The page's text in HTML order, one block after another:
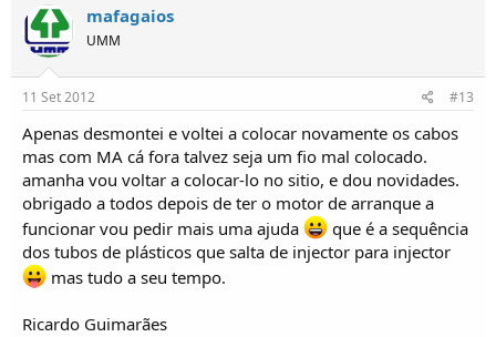
mafagaios
UMM
11 Set 2012 #13
Apenas desmontei e voltei a colocar novamente os cabos
mas com MA cá fora talvez seja um fio mal colocado.
amanha vou voltar a colocar-lo no sitio, e dou novidades.
obrigado a todos depois de ter o motor de arranque a
funcionar vou pedir mais uma ajuda
que é a sequência
dos tubos de plásticos que salta de injector para injector
mas tudo a seu tempo.
Ricardo Guimarães